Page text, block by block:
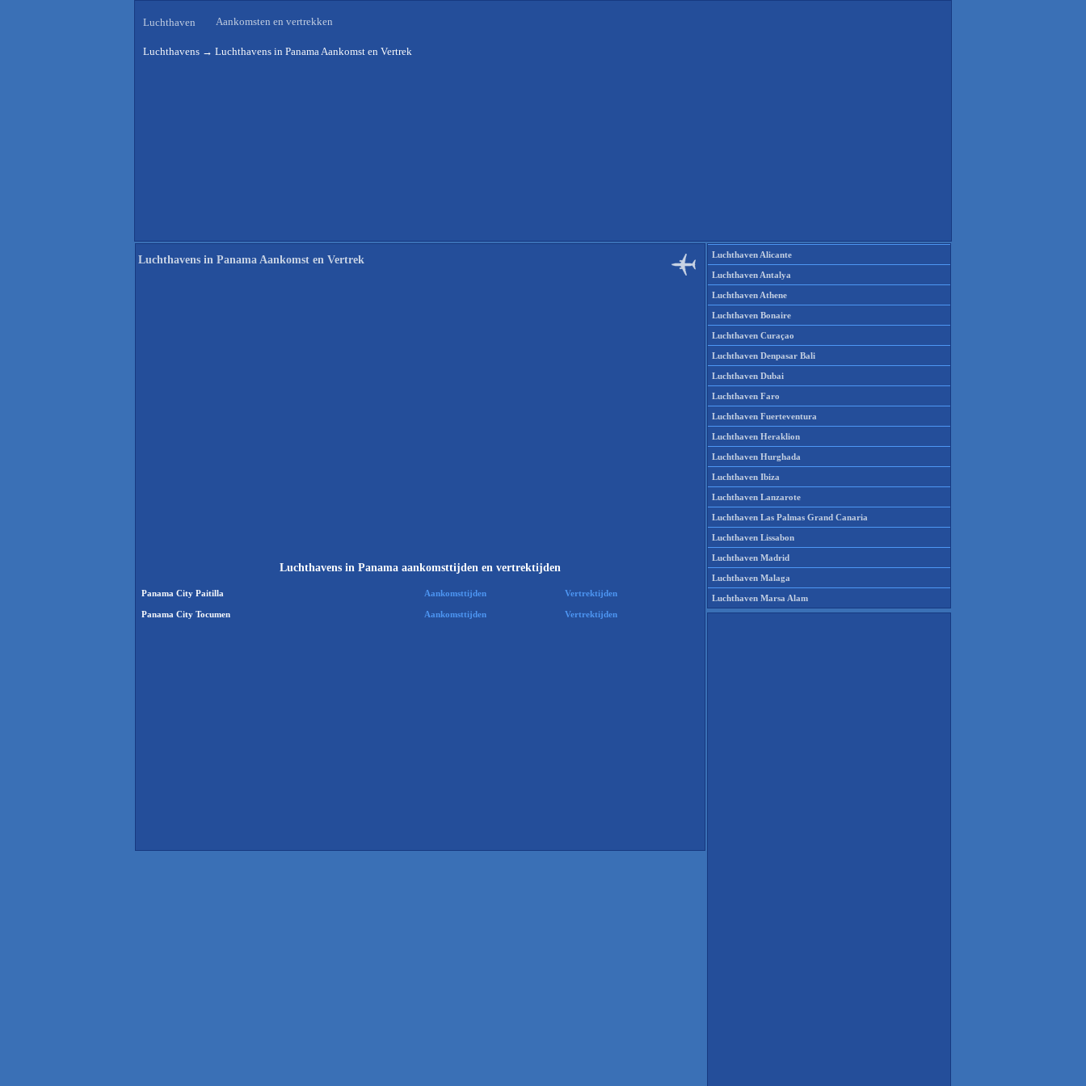
Luchthaven Aankomsten en vertrekken
Luchthavens → Luchthavens in Panama Aankomst en Vertrek
Luchthavens in Panama Aankomst en Vertrek
Luchthavens in Panama aankomsttijden en vertrektijden
Panama City Paitilla Aankomsttijden Vertrektijden
Panama City Tocumen Aankomsttijden Vertrektijden
Luchthaven Alicante
Luchthaven Antalya
Luchthaven Athene
Luchthaven Bonaire
Luchthaven Curaçao
Luchthaven Denpasar Bali
Luchthaven Dubai
Luchthaven Faro
Luchthaven Fuerteventura
Luchthaven Heraklion
Luchthaven Hurghada
Luchthaven Ibiza
Luchthaven Lanzarote
Luchthaven Las Palmas Grand Canaria
Luchthaven Lissabon
Luchthaven Madrid
Luchthaven Malaga
Luchthaven Marsa Alam